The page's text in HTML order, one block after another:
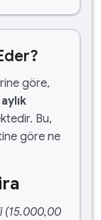
göre,
Bu,
göre ne
(15.000,00